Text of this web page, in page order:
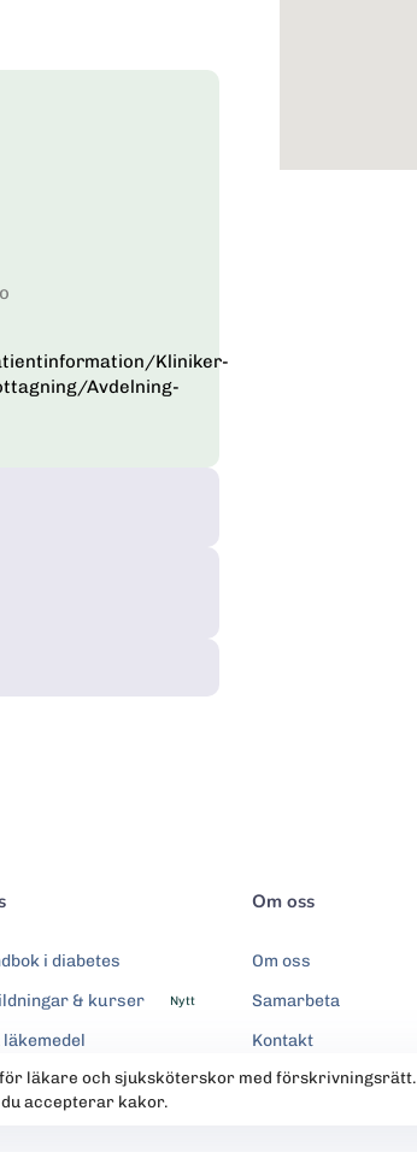
Kliniker-
Avdelning-
i diabetes
& kurser
Nytt
läkemedel
Om oss
Om oss
Samarbeta
Kontakt
Integritetspolicy
för läkare och sjuksköterskor med förskrivningsrätt.
accepterar kakor.